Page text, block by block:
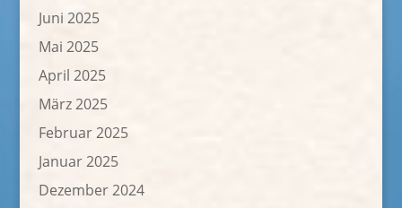
Juni 2025
Mai 2025
April 2025
März 2025
Februar 2025
Januar 2025
Dezember 2024